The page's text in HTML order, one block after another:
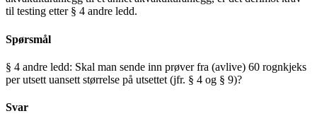
til testing etter § 4 andre ledd.
Spørsmål
§ 4 andre ledd: Skal man sende inn prøver fra (avlive) 60 rognkjeks
per utsett uansett størrelse på utsettet (jfr. § 4 og § 9)?
Svar